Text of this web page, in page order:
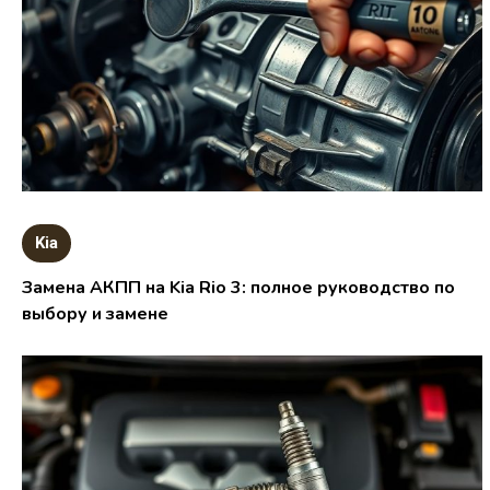
Kia
Замена АКПП на Kia Rio 3: полное руководство по
выбору и замене